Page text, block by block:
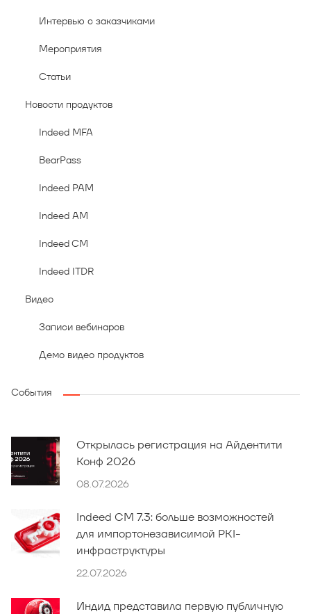
Интервью с заказчиками
Мероприятия
Статьи
Новости продуктов
Indeed MFA
BearPass
Indeed PAM
Indeed AM
Indeed CM
Indeed ITDR
Видео
Записи вебинаров
Демо видео продуктов
События
Открылась регистрация на Айдентити
Конф 2026
08.07.2026
Indeed CM 7.3: больше возможностей
для импортонезависимой PKI-
инфраструктуры
22.07.2026
Индид представила первую публичную